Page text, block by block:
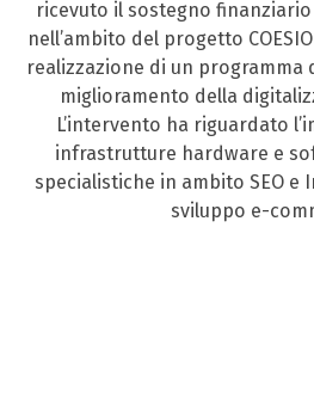
ricevuto il sostegno finanziario
nell’ambito del progetto
realizzazione di un programma
miglioramento della
L’intervento ha riguardato
infrastrutture hardware e
specialistiche in ambito SEO e
sviluppo e-